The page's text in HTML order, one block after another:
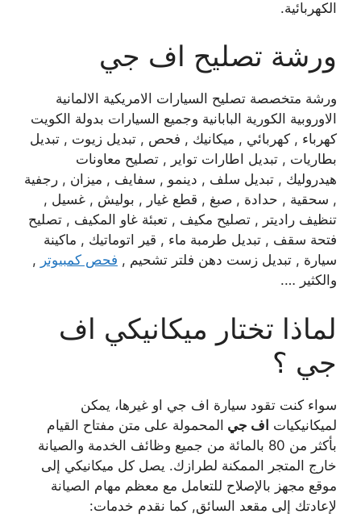
الكهربائية.
ورشة تصليح اف جي
ورشة متخصصة تصليح السيارات الامريكية الالمانية
الاوروبية الكورية البابانية وجميع السيارات بدولة الكويت
كهرباء , كهربائي , ميكانيك , فحص , تبديل زيوت , تبديل
بطاريات , تبديل اطارات تواير , تصليح معاونات
هيدروليك , تبديل سلف , دينمو , سفايف , ميزان , رجفية
, سحقية , حدادة , صبغ , قطع غيار , بوليش , غسيل ,
تنظيف راديتر , تصليح مكيف , تعبئة غاو المكيف , تصليح
فتحة سقف , تبديل طرمبة ماء , قير اتوماتيك , ماكينة
سيارة , تبديل زست دهن فلتر تشحيم , فحص كمبيوتر ,
والكثير ….
لماذا تختار ميكانيكي اف
جي ؟
سواء كنت تقود سيارة اف جي او غيرها، يمكن
لميكانيكيات اف جي المحمولة على متن مفتاح القيام
بأكثر من 80 بالمائة من جميع وظائف الخدمة والصيانة
خارج المتجر الممكنة لطرازك. يصل كل ميكانيكي إلى
موقع مجهز بالإصلاح للتعامل مع معظم مهام الصيانة
لإعادتك إلى مقعد السائق, كما نقدم خدمات: